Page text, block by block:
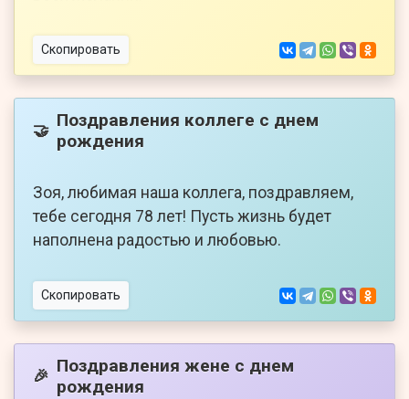
Скопировать
🤝 Поздравления коллеге с днем
рождения
Зоя, любимая наша коллега, поздравляем,
тебе сегодня 78 лет! Пусть жизнь будет
наполнена радостью и любовью.
Скопировать
🎉 Поздравления жене с днем
рождения